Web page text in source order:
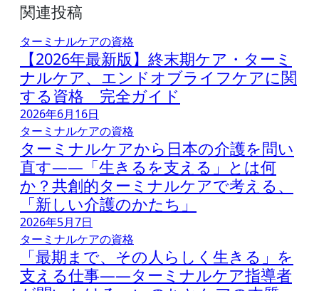
ビ
ゲ
シ
ョ
ン
関連投稿
ターミナルケアの資格
【2026年最新版】終末期ケア・ターミ
ナルケア、エンドオブライフケアに関
する資格 完全ガイド
2026年6月16日
ターミナルケアの資格
ターミナルケアから日本の介護を問い
直す――「生きるを支える」とは何
か？共創的ターミナルケアで考える、
「新しい介護のかたち」
2026年5月7日
ターミナルケアの資格
「最期まで、その人らしく生きる」を
支える仕事――ターミナルケア指導者